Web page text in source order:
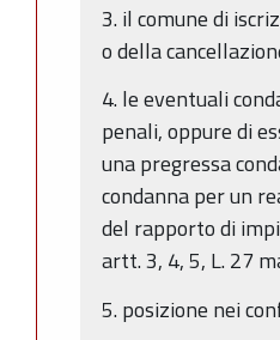
3. il comune di
o della
4. le eventuali
penali, oppure di
una pregressa
condanna per un
del rapporto di
artt. 3, 4, 5, L. 27
5. posizione nei